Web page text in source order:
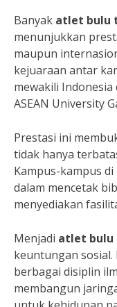
Banyak atlet bulu
menunjukkan
maupun
kejuaraan antar
mewakili
ASEAN University
Prestasi ini
tidak hanya
Kampus-kampus
dalam mencetak
menyediakan
Menjadi atlet bulu
keuntungan
berbagai disiplin
membangun